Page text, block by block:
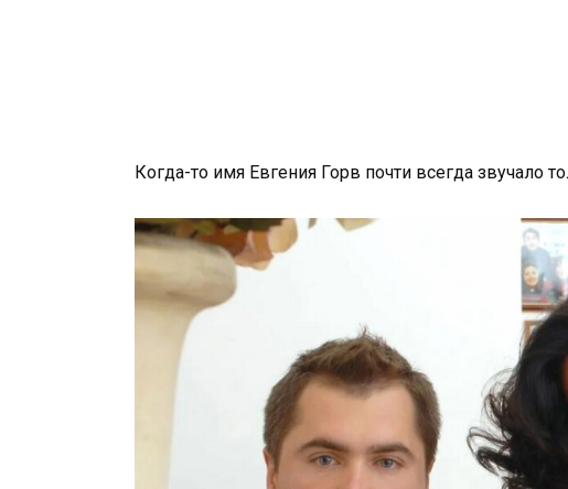
Когда-то имя Евгения Горв почти всегда звучало